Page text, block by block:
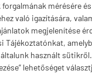
mérésére
való igazítására,
megjelenítése
Tájékoztatónkat,
használt sütikről.
lehetőséget